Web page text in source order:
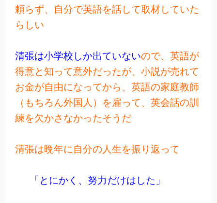
頼らず、自分で英語を話して取材していた
らしい
清張は小学校しか出ていないので、英語が
得意と知って意外だったが、小説が売れて
お金が自由になってから、英語の家庭教師
（もちろん外国人）を雇って、英会話の訓
練を欠かさなかったそうだ
清張は晩年に自分の人生を振り返って
「とにかく、努力だけはした」